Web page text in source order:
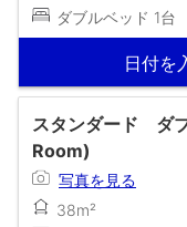
ダブルベッド 1台
日付を
スタンダード ダ
Room)
写真を見る
38m²